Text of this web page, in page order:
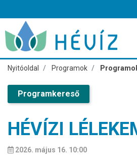
Nyitóoldal Programok
Programkereső
HÉVÍZI
2026. május 16. 10:00